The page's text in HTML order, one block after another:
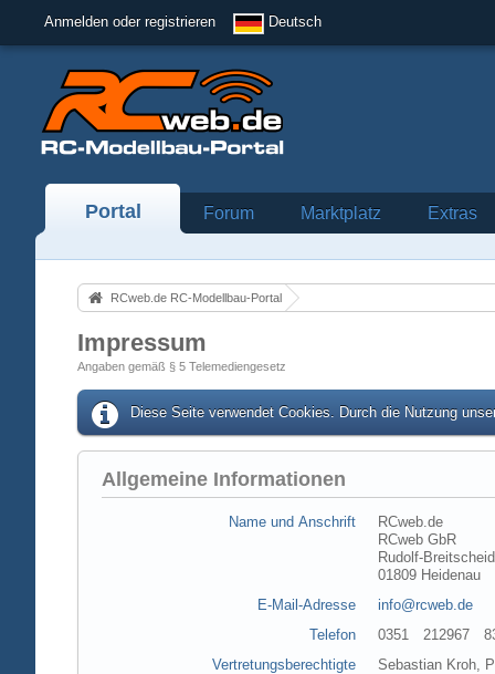
Anmelden oder registrieren Deutsch
Portal Forum Marktplatz Extras
RCweb.de RC-Modellbau-Portal
Impressum
Angaben gemäß § 5 Telemediengesetz
Diese Seite verwendet Cookies. Durch die Nutzung
Allgemeine Informationen
Name und Anschrift
RCweb.de
RCweb GbR
Rudolf-
01809 Heidenau
E-Mail-Adresse
info@rcweb.de
Telefon
0351 212967 83
Vertretungsberechtigte
Sebastian Kroh,